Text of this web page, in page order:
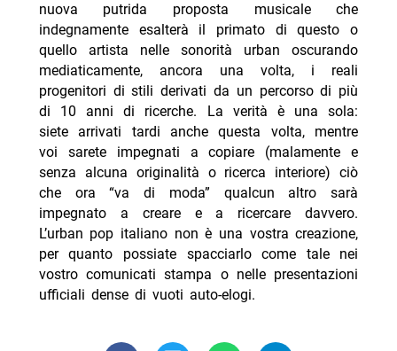
nuova putrida proposta musicale che
indegnamente esalterà il primato di questo o
quello artista nelle sonorità urban oscurando
mediaticamente, ancora una volta, i reali
progenitori di stili derivati da un percorso di più
di 10 anni di ricerche. La verità è una sola:
siete arrivati tardi anche questa volta, mentre
voi sarete impegnati a copiare (malamente e
senza alcuna originalità o ricerca interiore) ciò
che ora “va di moda” qualcun altro sarà
impegnato a creare e a ricercare davvero.
L’urban pop italiano non è una vostra creazione,
per quanto possiate spacciarlo come tale nei
vostro comunicati stampa o nelle presentazioni
ufficiali dense di vuoti auto-elogi.